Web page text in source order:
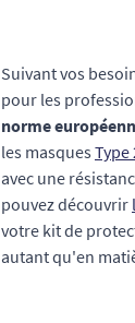
Suivant vos
pour les
norme
les masques Type
avec une
pouvez découvrir
votre kit de
autant qu'en